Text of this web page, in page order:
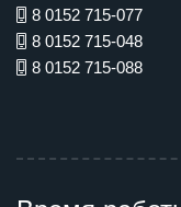
8 0152 715-077
8 0152 715-048
8 0152 715-088